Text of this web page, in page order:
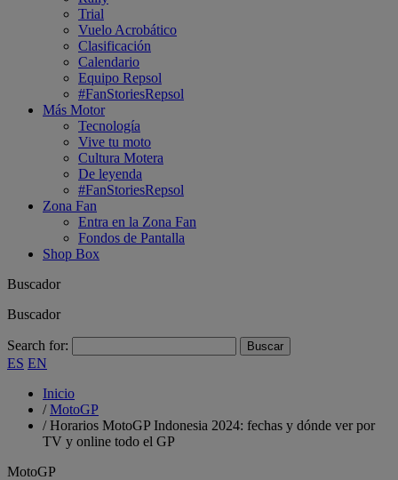
Trial
Vuelo Acrobático
Clasificación
Calendario
Equipo Repsol
#FanStoriesRepsol
Más Motor
Tecnología
Vive tu moto
Cultura Motera
De leyenda
#FanStoriesRepsol
Zona Fan
Entra en la Zona Fan
Fondos de Pantalla
Shop Box
Buscador
Buscador
Search for:
ES EN
Inicio
/MotoGP
/Horarios MotoGP Indonesia 2024: fechas y dónde ver por
TV y online todo el GP
MotoGP